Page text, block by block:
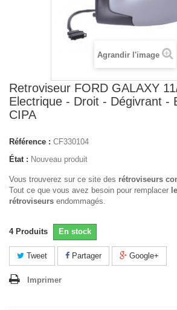
Agrandir l'image
Retroviseur FORD GALAXY
Electrique - Droit - Dégivrant -
CIPA
Référence : CF330104
État : Nouveau produit
Vous trouverez sur ce site des rétroviseurs
Tout ce que vous avez besoin pour remplacer
rétroviseurs endommagés.
4 Produits En stock
Tweet Partager Google+
Imprimer